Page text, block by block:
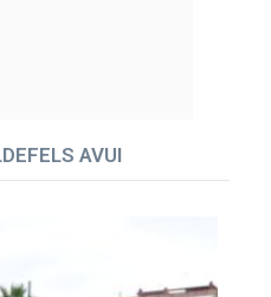
AVUI